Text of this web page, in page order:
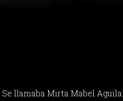
Se llamaba Mirta Mabel